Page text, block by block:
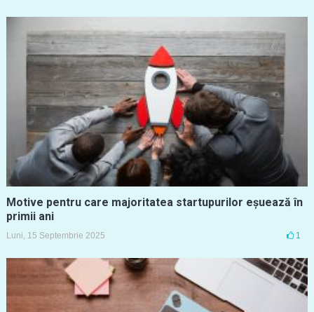
Motive pentru care majoritatea startupurilor eșuează în
primii ani
Luni, 15 Septembrie 2025 1